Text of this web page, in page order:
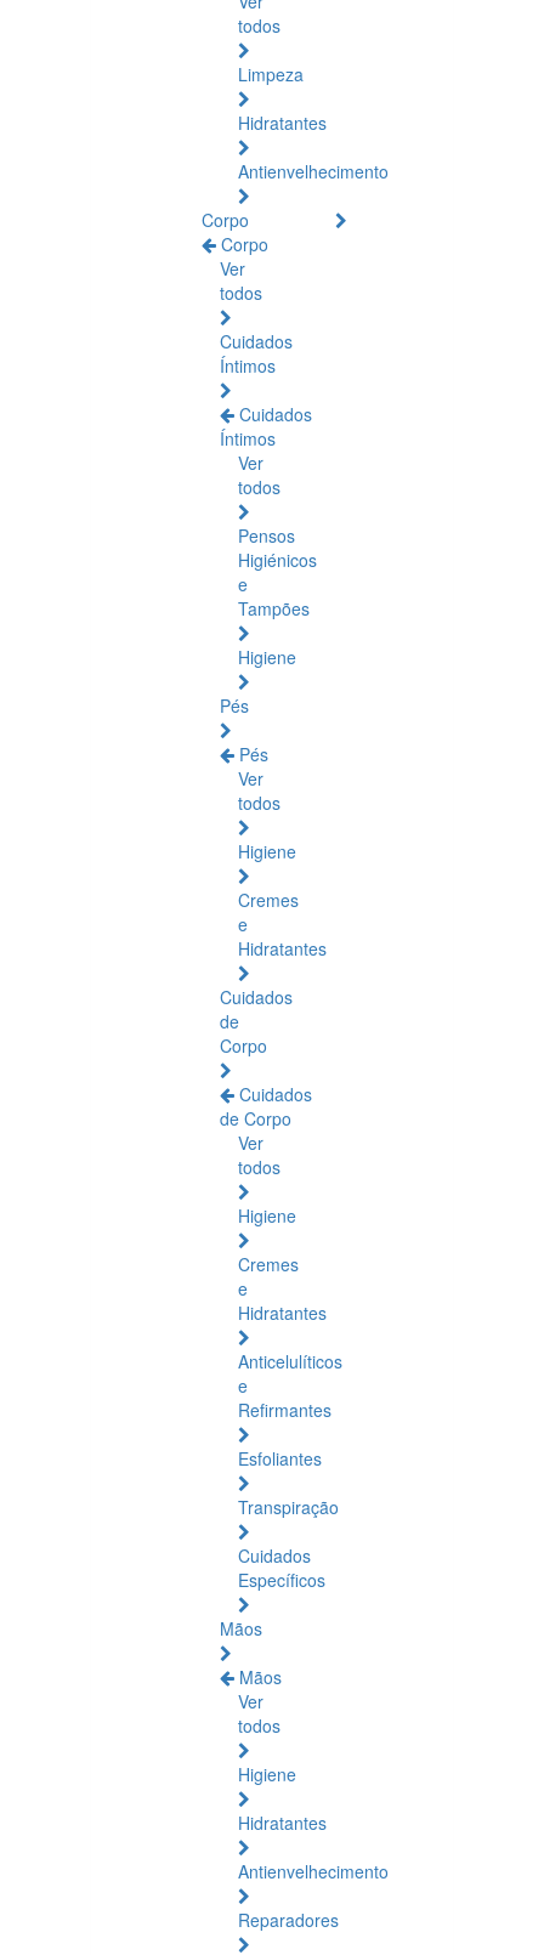
todos
Limpeza
Hidratantes
Antienvelhecimento
Corpo
Corpo
Ver
todos
Cuidados
Íntimos
Cuidados
Íntimos
Ver
todos
Pensos
Higiénicos
e
Tampões
Higiene
Pés
Pés
Ver
todos
Higiene
Cremes
e
Hidratantes
Cuidados
de
Corpo
Cuidados
de Corpo
Ver
todos
Higiene
Cremes
e
Hidratantes
Anticelulíticos
e
Refirmantes
Esfoliantes
Transpiração
Cuidados
Específicos
Mãos
Mãos
Ver
todos
Higiene
Hidratantes
Antienvelhecimento
Reparadores